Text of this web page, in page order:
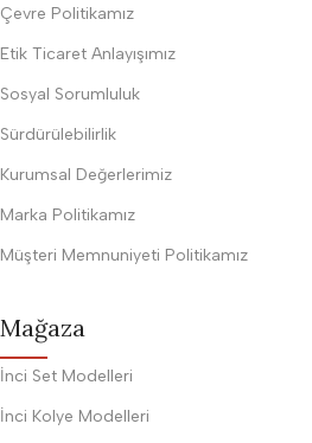
Çevre Politikamız
Etik Ticaret Anlayışımız
Sosyal Sorumluluk
Sürdürülebilirlik
Kurumsal Değerlerimiz
Marka Politikamız
Müşteri Memnuniyeti Politikamız
Mağaza
İnci Set Modelleri
İnci Kolye Modelleri